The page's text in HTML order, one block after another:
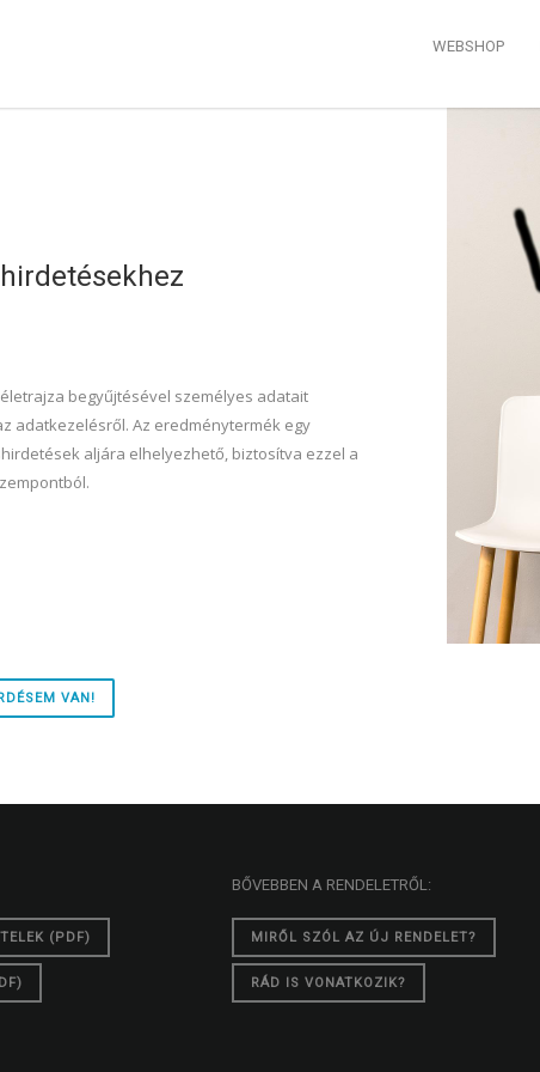
WEBSHOP
begyűjtésével személyes adatait
adatkezelésről. Az eredménytermék egy
aljára elhelyezhető, biztosítva ezzel a
VAN!
(PDF)
BŐVEBBEN A RENDELETRŐL:
MIRŐL SZÓL AZ ÚJ RENDELET?
RÁD IS VONATKOZIK?